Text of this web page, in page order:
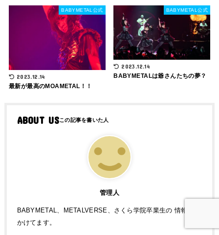
BABYMETAL公式
2023.12.14
最新が最高のMOAMETAL！！
BABYMETAL公式
2023.12.14
BABYMETALは爺さんたちの夢？
ABOUT US
管理人
BABYMETAL、METALVERSE、さくら学院卒業生の 情報追っ
かけてます。